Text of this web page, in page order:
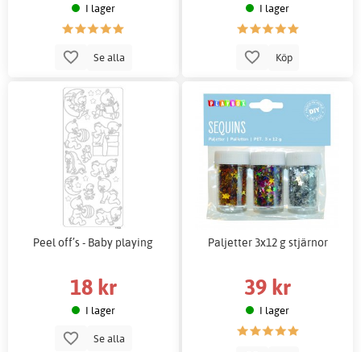
I lager
Se alla
I lager
Köp
Peel off’s - Baby playing
18 kr
I lager
Se alla
Paljetter 3x12 g stjärnor
39 kr
I lager